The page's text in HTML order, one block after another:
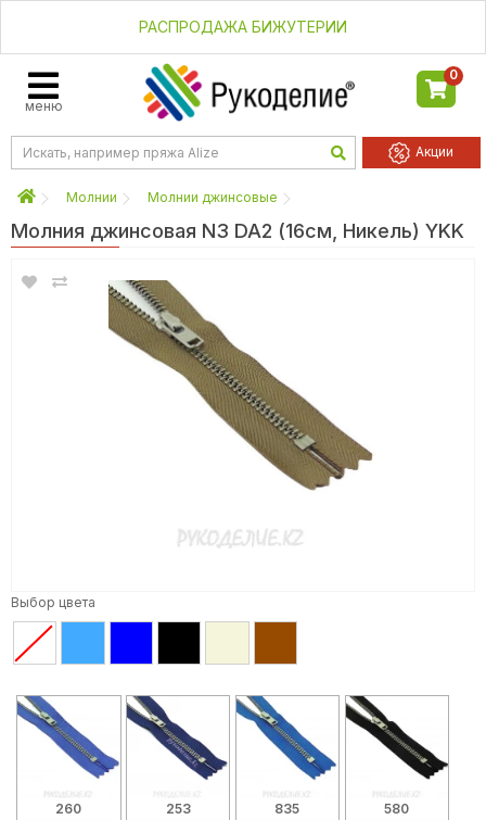
РАСПРОДАЖА БИЖУТЕРИИ
меню
0
Акции
Молнии Молнии джинсовые
Молния джинсовая N3 DA2 (16см, Никель) YKK
Выбор цвета
260 253 835 580